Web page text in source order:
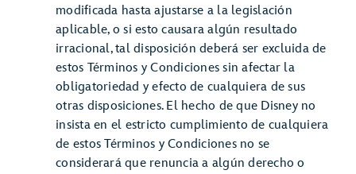
modificada hasta ajustarse a la legislación
aplicable, o si esto causara algún resultado
irracional, tal disposición deberá ser excluida de
estos Términos y Condiciones sin afectar la
obligatoriedad y efecto de cualquiera de sus
otras disposiciones. El hecho de que Disney no
insista en el estricto cumplimiento de cualquiera
de estos Términos y Condiciones no se
considerará que renuncia a algún derecho o